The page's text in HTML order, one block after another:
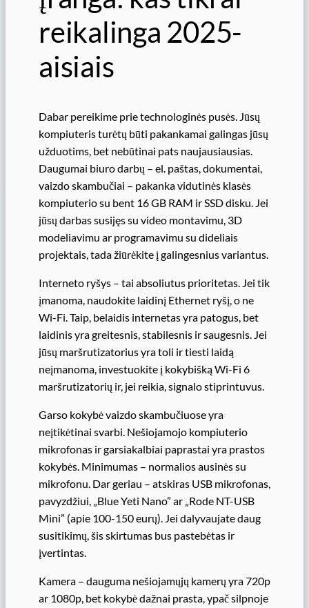
reikalinga 2025-
aisiais
Dabar pereikime prie technologinės pusės. Jūsų
kompiuteris turėtų būti pakankamai galingas jūsų
užduotims, bet nebūtinai pats naujausiausias.
Daugumai biuro darbų – el. paštas, dokumentai,
vaizdo skambučiai – pakanka vidutinės klasės
kompiuterio su bent 16 GB RAM ir SSD disku. Jei
jūsų darbas susijęs su video montavimu, 3D
modeliavimu ar programavimu su dideliais
projektais, tada žiūrėkite į galingesnius variantus.
Interneto ryšys – tai absoliutus prioritetas. Jei tik
įmanoma, naudokite laidinį Ethernet ryšį, o ne
Wi-Fi. Taip, belaidis internetas yra patogus, bet
laidinis yra greitesnis, stabilesnis ir saugesnis. Jei
jūsų maršrutizatorius yra toli ir tiesti laidą
neįmanoma, investuokite į kokybišką Wi-Fi 6
maršrutizatorių ir, jei reikia, signalo stiprintuvus.
Garso kokybė vaizdo skambučiuose yra
neįtikėtinai svarbi. Nešiojamojo kompiuterio
mikrofonas ir garsiakalbiai paprastai yra prastos
kokybės. Minimumas – normalios ausinės su
mikrofonu. Dar geriau – atskiras USB mikrofonas,
pavyzdžiui, „Blue Yeti Nano” ar „Rode NT-USB
Mini” (apie 100-150 eurų). Jei dalyvaujate daug
susitikimų, šis skirtumas bus pastebėtas ir
įvertintas.
Kamera – dauguma nešiojamųjų kamerų yra 720p
ar 1080p, bet kokybė dažnai prasta, ypač silpnoje